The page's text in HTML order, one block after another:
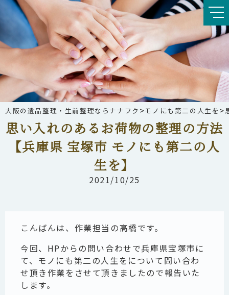
大阪の遺品整理・生前整理ならナナフク >モノにも第二の人生を >
思い入れのあるお荷物の整理の方法
【兵庫県 宝塚市 モノにも第二の人
生を】
2021/10/25
こんばんは、作業担当の高橋です。
今回、HPからの問い合わせで兵庫県宝塚市に
て、モノにも第二の人生をについて問い合わ
せ頂き作業をさせて頂きましたので報告いた
します。